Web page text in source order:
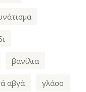
βανίλια
αβγά γλάσο